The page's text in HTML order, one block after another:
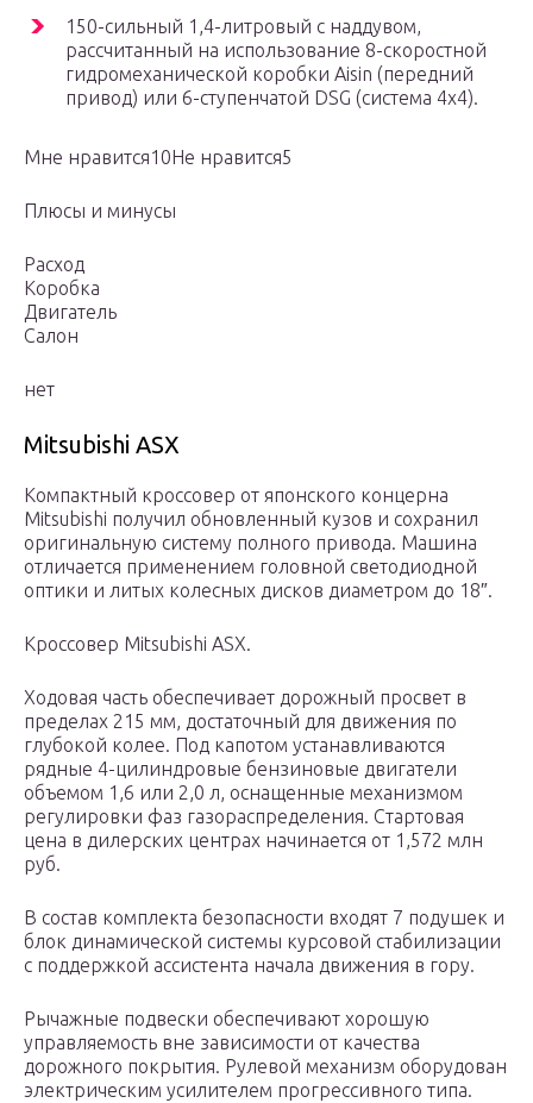
150-сильный 1,4-литровый с наддувом,
рассчитанный на использование 8-скоростной
гидромеханической коробки Aisin (передний
привод) или 6-ступенчатой DSG (система 4х4).
Мне нравится10Не нравится5
Плюсы и минусы
Расход
Коробка
Двигатель
Салон
нет
Mitsubishi ASX
Компактный кроссовер от японского концерна
Mitsubishi получил обновленный кузов и сохранил
оригинальную систему полного привода. Машина
отличается применением головной светодиодной
оптики и литых колесных дисков диаметром до 18″.
Кроссовер Mitsubishi ASX.
Ходовая часть обеспечивает дорожный просвет в
пределах 215 мм, достаточный для движения по
глубокой колее. Под капотом устанавливаются
рядные 4-цилиндровые бензиновые двигатели
объемом 1,6 или 2,0 л, оснащенные механизмом
регулировки фаз газораспределения. Стартовая
цена в дилерских центрах начинается от 1,572 млн
руб.
В состав комплекта безопасности входят 7 подушек и
блок динамической системы курсовой стабилизации
с поддержкой ассистента начала движения в гору.
Рычажные подвески обеспечивают хорошую
управляемость вне зависимости от качества
дорожного покрытия. Рулевой механизм оборудован
электрическим усилителем прогрессивного типа.